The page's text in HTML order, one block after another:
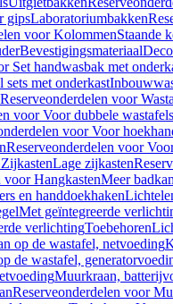
gipsLaboratoriumbakken
voor KolommenStaande
Bevestigingsmateriaal
Set handwasbak met
met onderkast
Reserveonderdelen voor
voor Voor dubbele wastafels
voor Voor
Reserveonderdelen voor
Lage zijkasten
voor HangkastenMeer
en handdoekhaken
Met geïntegreerde
verlichtingToebehoren
op de wastafel, netvoeding
de wastafel,
Muurkraan,
Reserveonderdelen voor